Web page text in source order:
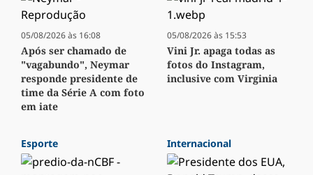
05/08/2026 às 16:08
Após ser chamado de
"vagabundo", Neymar
responde presidente de
time da Série A com foto
em iate
05/08/2026 às 15:53
Vini Jr. apaga todas as
fotos do Instagram,
inclusive com Virginia
Esporte Internacional